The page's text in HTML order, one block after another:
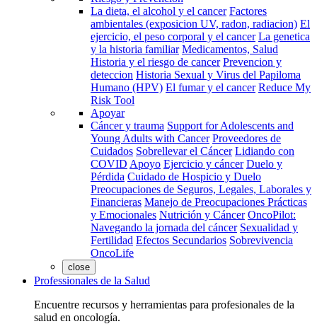
La dieta, el alcohol y el cancer Factores
ambientales (exposicion UV, radon, radiacion) El
ejercicio, el peso corporal y el cancer La genetica
y la historia familiar Medicamentos, Salud
Historia y el riesgo de cancer Prevencion y
deteccion Historia Sexual y Virus del Papiloma
Humano (HPV) El fumar y el cancer Reduce My
Risk Tool
Apoyar
Cáncer y trauma Support for Adolescents and
Young Adults with Cancer Proveedores de
Cuidados Sobrellevar el Cáncer Lidiando con
COVID Apoyo Ejercicio y cáncer Duelo y
Pérdida Cuidado de Hospicio y Duelo
Preocupaciones de Seguros, Legales, Laborales y
Financieras Manejo de Preocupaciones Prácticas
y Emocionales Nutrición y Cáncer OncoPilot:
Navegando la jornada del cáncer Sexualidad y
Fertilidad Efectos Secundarios Sobrevivencia
OncoLife
close
Professionales de la Salud
Encuentre recursos y herramientas para profesionales de la
salud en oncología.